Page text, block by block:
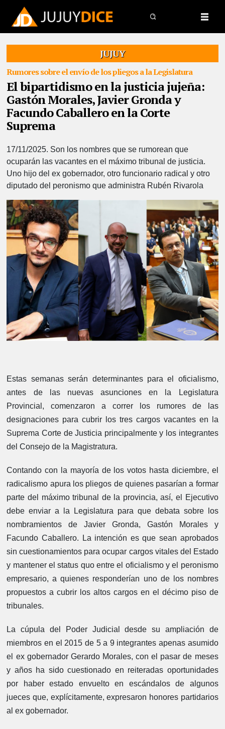
JUJUY
Rumores sobre el envío de los pliegos a la Legislatura
El bipartidismo en la justicia jujeña:
Gastón Morales, Javier Gronda y
Facundo Caballero en la Corte
Suprema
17/11/2025. Son los nombres que se rumorean que
ocuparán las vacantes en el máximo tribunal de justicia.
Uno hijo del ex gobernador, otro funcionario radical y otro
diputado del peronismo que administra Rubén Rivarola
Estas semanas serán determinantes para el oficialismo,
antes de las nuevas asunciones en la Legislatura
Provincial, comenzaron a correr los rumores de las
designaciones para cubrir los tres cargos vacantes en la
Suprema Corte de Justicia principalmente y los integrantes
del Consejo de la Magistratura.
Contando con la mayoría de los votos hasta diciembre, el
radicalismo apura los pliegos de quienes pasarían a formar
parte del máximo tribunal de la provincia, así, el Ejecutivo
debe enviar a la Legislatura para que debata sobre los
nombramientos de Javier Gronda, Gastón Morales y
Facundo Caballero. La intención es que sean aprobados
sin cuestionamientos para ocupar cargos vitales del Estado
y mantener el status quo entre el oficialismo y el peronismo
empresario, a quienes responderían uno de los nombres
propuestos a cubrir los altos cargos en el décimo piso de
tribunales.
La cúpula del Poder Judicial desde su ampliación de
miembros en el 2015 de 5 a 9 integrantes apenas asumido
el ex gobernador Gerardo Morales, con el pasar de meses
y años ha sido cuestionado en reiteradas oportunidades
por haber estado envuelto en escándalos de algunos
jueces que, explícitamente, expresaron honores partidarios
al ex gobernador.